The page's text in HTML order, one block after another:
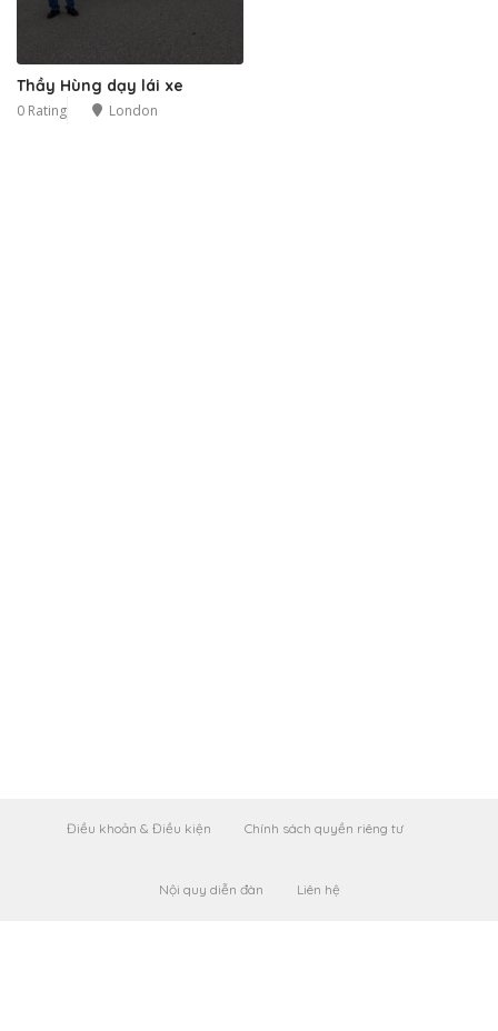
Thầy Hùng dạy lái xe
0 Rating London
Điều khoản & Điều kiện Chính sách quyền riêng tư
Nội quy diễn đàn Liên hệ